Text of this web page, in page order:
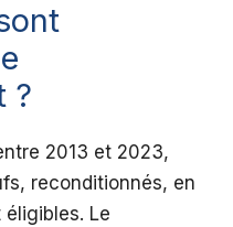
?
2013 et 2023,
reconditionnés, en
Le